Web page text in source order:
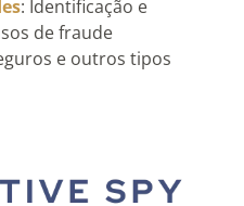
: Identificação e
de fraude
e outros tipos